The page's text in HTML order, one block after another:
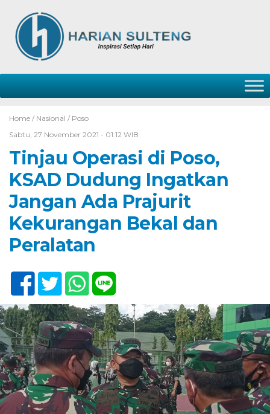
Home / Nasional / Poso
Sabtu, 27 November 2021 - 01:12 WIB
Tinjau Operasi di Poso,
KSAD Dudung Ingatkan
Jangan Ada Prajurit
Kekurangan Bekal dan
Peralatan